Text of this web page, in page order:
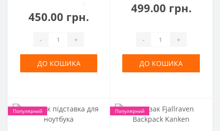
450.00 грн.
- +
ДО КОШИКА
499.00 грн.
- +
ДО КОШИКА
Популярний Популярний